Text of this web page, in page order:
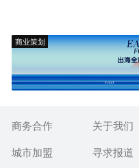
商业策划
商务合作 关于我们
城市加盟
寻求报道